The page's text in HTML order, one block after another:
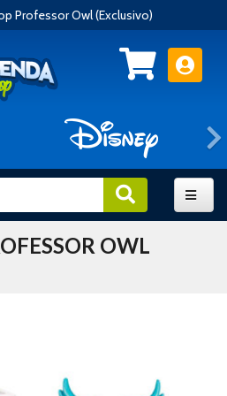
Professor Owl (Exclusivo)
OWL